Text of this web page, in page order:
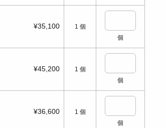
¥35,100 1 個
個
¥45,200 1 個
個
¥36,600 1 個
個